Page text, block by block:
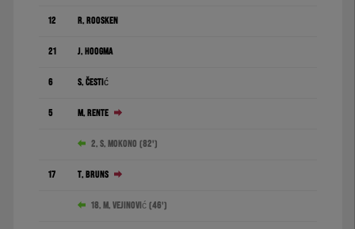
12 R. Roosken
21 J. Hoogma
6 S. Čestić
5 M. Rente
2. S. Mokono (82')
17 T. Bruns
18. M. Vejinović (46')